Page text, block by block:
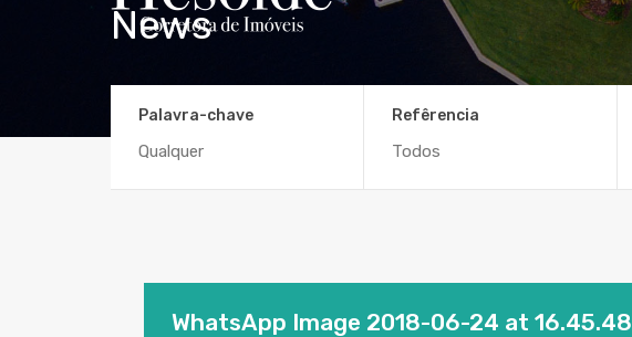
News
Palavra-chave Refêrencia
WhatsApp Image 2018-06-24 at 16.45.48